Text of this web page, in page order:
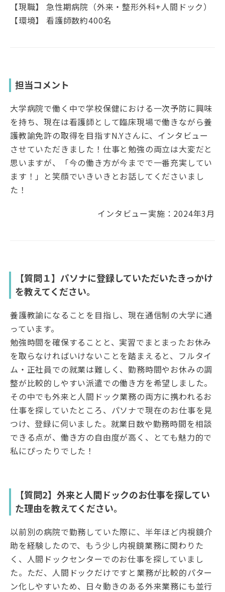
【現職】 急性期病院（外来・整形外科+人間ドック）
【環境】 看護師数約400名
担当コメント
大学病院で働く中で学校保健における一次予防に興味
を持ち、現在は看護師として臨床現場で働きながら養
護教諭免許の取得を目指すN.Yさんに、インタビュー
させていただきました！仕事と勉強の両立は大変だと
思いますが、「今の働き方が今までで一番充実してい
ます！」と笑顔でいきいきとお話してくださいまし
た！
インタビュー実施：2024年3月
【質問１】パソナに登録していただいたきっかけ
を教えてください。
養護教諭になることを目指し、現在通信制の大学に通
っています。
勉強時間を確保することと、実習でまとまったお休み
を取らなければいけないことを踏まえると、フルタイ
ム・正社員での就業は難しく、勤務時間やお休みの調
整が比較的しやすい派遣での働き方を希望しました。
その中でも外来と人間ドック業務の両方に携われるお
仕事を探していたところ、パソナで現在のお仕事を見
つけ、登録に伺いました。就業日数や勤務時間を相談
できる点が、働き方の自由度が高く、とても魅力的で
私にぴったりでした！
【質問2】外来と人間ドックのお仕事を探してい
た理由を教えてください。
以前別の病院で勤務していた際に、半年ほど内視鏡介
助を経験したので、もう少し内視鏡業務に関わりた
く、人間ドックセンターでのお仕事を探していまし
た。ただ、人間ドックだけですと業務が比較的パター
ン化しやすいため、日々動きのある外来業務にも並行